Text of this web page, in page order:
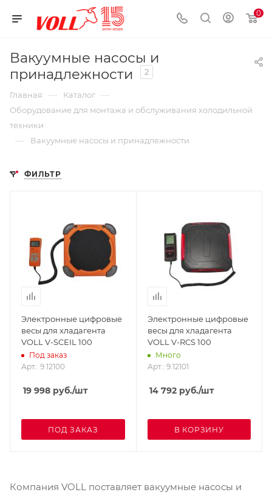
0
Вакуумные насосы и
принадлежности
2
Главная — Каталог —
Оборудование для монтажа и обслуживания холодильной
техники
— Вакуумные насосы и принадлежности
ФИЛЬТР
Электронные цифровые
весы для хладагента
VOLL V-SCEIL 100
Под заказ
Арт.: 9.12100
19 998 руб./шт
ПОД ЗАКАЗ
Электронные цифровые
весы для хладагента
VOLL V-RCS 100
Много
Арт.: 9.12101
14 792руб./шт
В КОРЗИНУ
Компания VOLL поставляет вакуумные насосы и